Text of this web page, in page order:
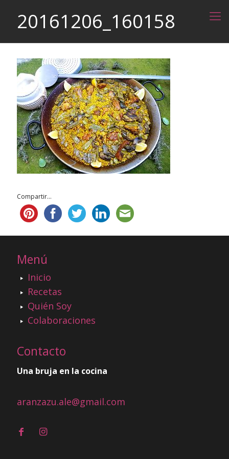
20161206_160158
Compartir...
Menú
Inicio
Recetas
Quién Soy
Colaboraciones
Contacto
Una bruja en la cocina
aranzazu.ale@gmail.com